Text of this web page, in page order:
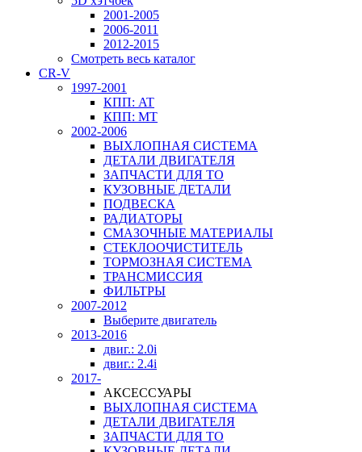
2001-2005
2006-2011
2012-2015
Смотреть весь каталог
CR-V
1997-2001
КПП: AT
КПП: MT
2002-2006
ВЫХЛОПНАЯ СИСТЕМА
ДЕТАЛИ ДВИГАТЕЛЯ
ЗАПЧАСТИ ДЛЯ ТО
КУЗОВНЫЕ ДЕТАЛИ
ПОДВЕСКА
РАДИАТОРЫ
СМАЗОЧНЫЕ МАТЕРИАЛЫ
СТЕКЛООЧИСТИТЕЛЬ
ТОРМОЗНАЯ СИСТЕМА
ТРАНСМИССИЯ
ФИЛЬТРЫ
2007-2012
Выберите двигатель
2013-2016
двиг.: 2.0i
двиг.: 2.4i
2017-
АКСЕССУАРЫ
ВЫХЛОПНАЯ СИСТЕМА
ДЕТАЛИ ДВИГАТЕЛЯ
ЗАПЧАСТИ ДЛЯ ТО